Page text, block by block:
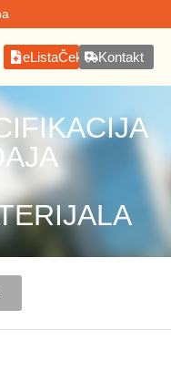
eListaČekanjaKontakt